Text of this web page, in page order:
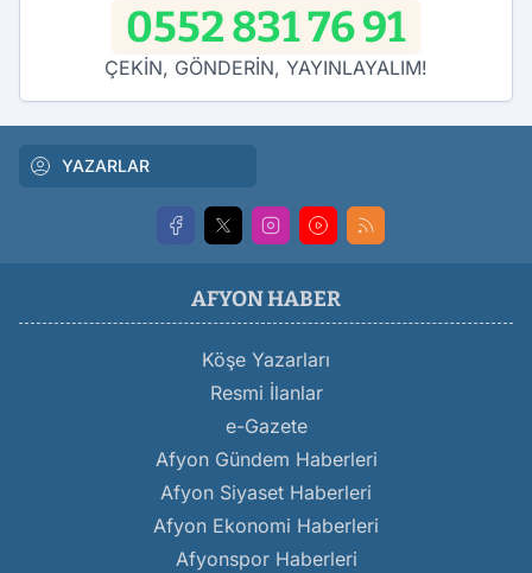
0552 831 76 91
ÇEKİN, GÖNDERİN, YAYINLAYALIM!
YAZARLAR
AFYON HABER
Köşe Yazarları
Resmi İlanlar
e-Gazete
Afyon Gündem Haberleri
Afyon Siyaset Haberleri
Afyon Ekonomi Haberleri
Afyonspor Haberleri